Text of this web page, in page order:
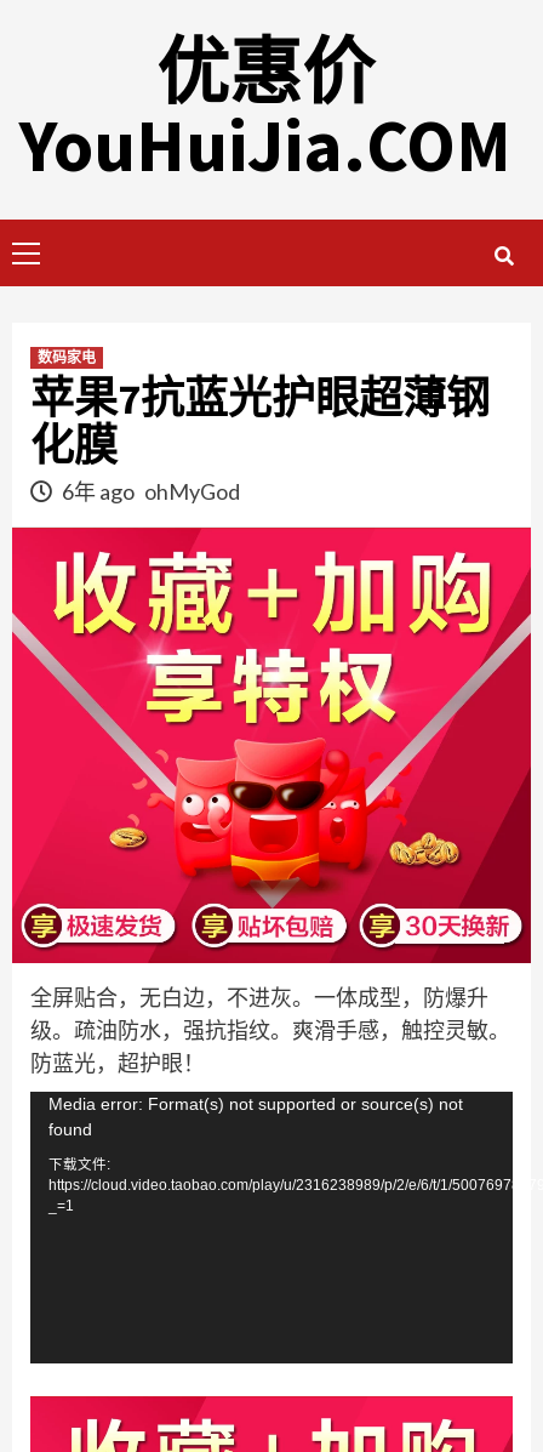
优惠价
YouHuiJia.COM
Menu
数码家电
苹果7抗蓝光护眼超薄钢
化膜
6年 ago ohMyGod
全屏贴合，无白边，不进灰。一体成型，防爆升
级。疏油防水，强抗指纹。爽滑手感，触控灵敏。
防蓝光，超护眼！
视
频
Media error: Format(s) not supported or source(s) not
found
下载文件:
https://cloud.video.taobao.com/play/u/2316238989/p/2/e/6/t/1/
_=1